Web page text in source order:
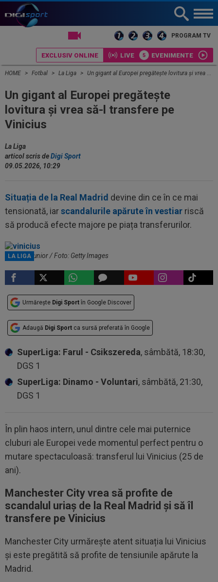
PROGRAM TV
EXCLUSIV ONLINE LIVE EVENIMENTE
HOME Fotbal La Liga Un gigant al Europei pregătește lovitura și vrea să-l transfere pe Vinicius
Un gigant al Europei pregătește
lovitura și vrea să-l transfere pe
Vinicius
La Liga
articol scris deDigi Sport
09.05.2026, 10:29
Situația de la Real Madrid devine din ce în ce mai
tensionată, iarscandalurile apărute în vestiar riscă
să producă efecte majore pe piața transferurilor.
LA LIGA
Vinicius Junior / Foto: Getty Images
Urmărește Digi Sport în Google Discover
Adaugă Digi Sport ca sursă preferată în Google
SuperLiga: Farul - Csikszereda, sâmbătă, 18:30,
DGS 1
SuperLiga: Dinamo - Voluntari, sâmbătă, 21:30,
DGS 1
În plin haos intern, unul dintre cele mai puternice
cluburi ale Europei vede momentul perfect pentru o
mutare spectaculoasă: transferul lui Vinicius (25 de
ani).
Manchester City vrea să profite de
scandalul uriaș de la Real Madrid și să îl
transfere pe Vinicius
Manchester City urmărește atent situația lui Vinicius
și este pregătită să profite de tensiunile apărute la
Madrid.